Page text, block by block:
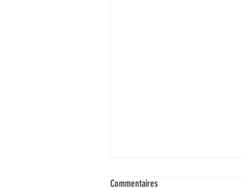
Commentaires